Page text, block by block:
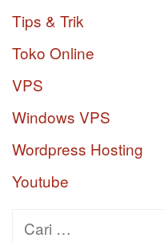
Tips & Trik
Toko Online
VPS
Windows VPS
Wordpress Hosting
Youtube
Cari